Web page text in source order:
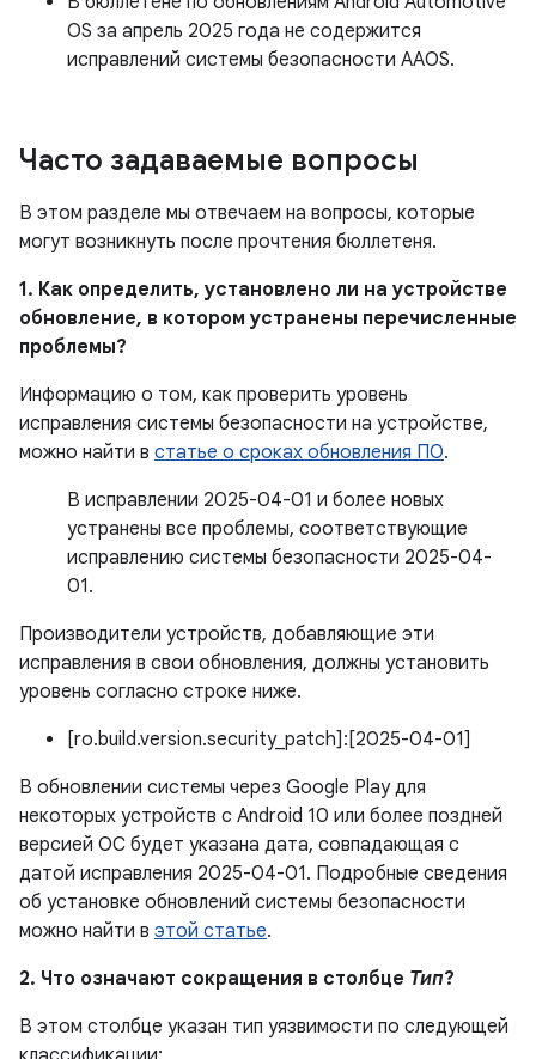
OS за апрель 2025 года не содержится
исправлений системы безопасности AAOS.
Часто задаваемые вопросы
В этом разделе мы отвечаем на вопросы, которые
могут возникнуть после прочтения бюллетеня.
1. Как определить, установлено ли на устройстве
обновление, в котором устранены перечисленные
проблемы?
Информацию о том, как проверить уровень
исправления системы безопасности на устройстве,
можно найти в статье о сроках обновления ПО.
В исправлении 2025-04-01 и более новых
устранены все проблемы, соответствующие
исправлению системы безопасности 2025-04-
01.
Производители устройств, добавляющие эти
исправления в свои обновления, должны установить
уровень согласно строке ниже.
[ro.build.version.security_patch]:[2025-04-01]
В обновлении системы через Google Play для
некоторых устройств с Android 10 или более поздней
версией ОС будет указана дата, совпадающая с
датой исправления 2025-04-01. Подробные сведения
об установке обновлений системы безопасности
можно найти в этой статье.
2. Что означают сокращения в столбце Тип?
В этом столбце указан тип уязвимости по следующей